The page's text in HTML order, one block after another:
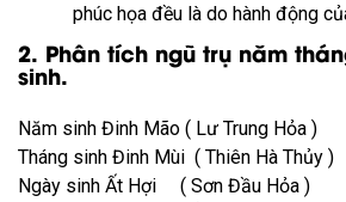
phúc họa đều là do hành động
2. Phân tích ngũ trụ năm
sinh.
Năm sinh Đinh Mão ( Lư Trung Hỏa )
Tháng sinh Đinh Mùi ( Thiên Hà Thủy )
Ngày sinh Ất Hợi ( Sơn Đầu Hỏa )